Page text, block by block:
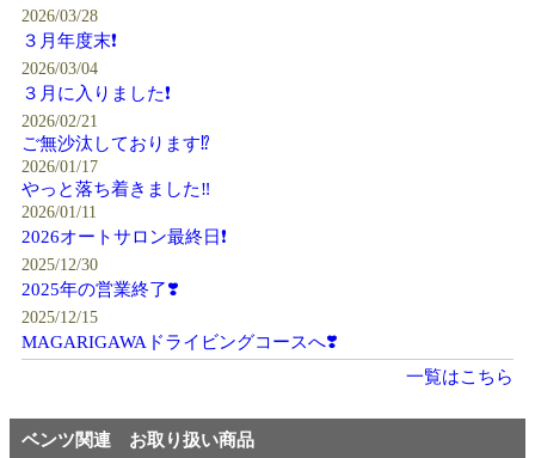
2026/03/28
３月年度末❗️
2026/03/04
３月に入りました❗️
2026/02/21
ご無沙汰しております⁉️
2026/01/17
やっと落ち着きました‼️
2026/01/11
2026オートサロン最終日❗️
2025/12/30
2025年の営業終了❣️
2025/12/15
MAGARIGAWAドライビングコースへ❣️
一覧はこちら
ベンツ関連 お取り扱い商品